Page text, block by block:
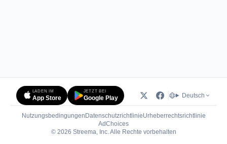
LADEN IM
App Store
JETZT BEI
Google Play Deutsch
Nutzungsbedingungen DatenschutzrichtlinieUrheberrechtsrichtlinie
AdChoices(öffnet in neuem Tab)
© 2026 Streema, Inc. Alle Rechte vorbehalten